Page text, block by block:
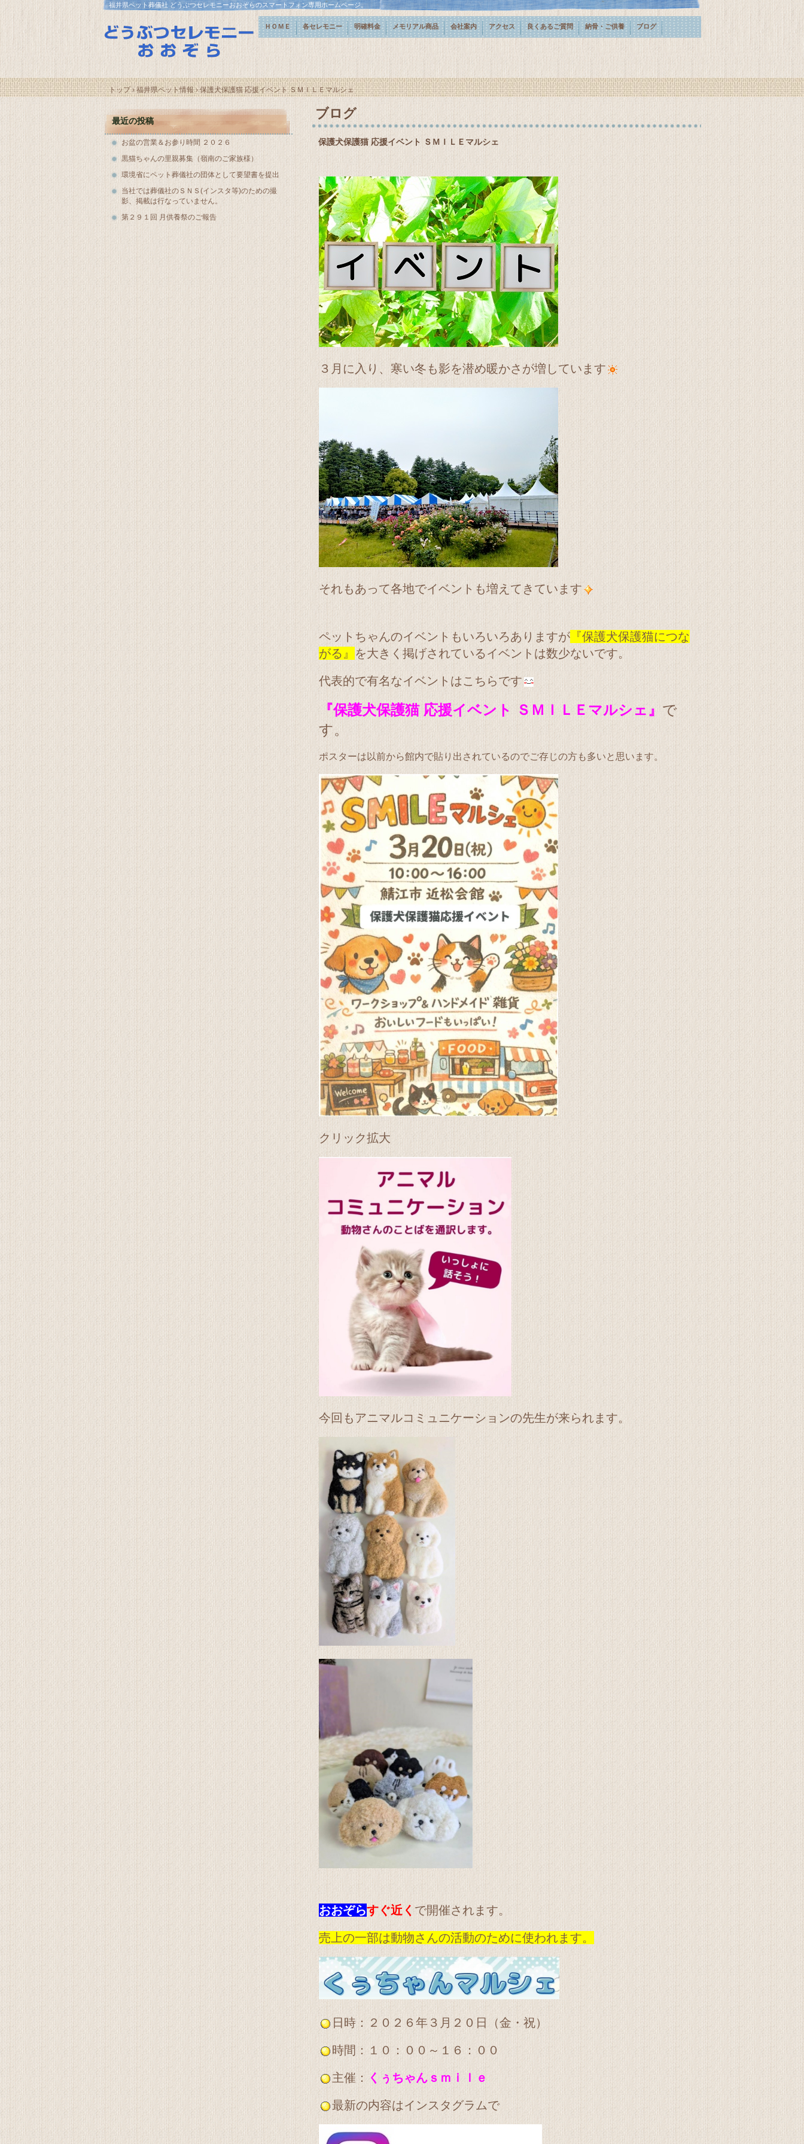
福井県ペット葬儀社 どうぶつセレモニーおおぞらのスマートフォン専用ホームページ。
ＨＯＭＥ 各セレモニー 明確料金 メモリアル商品 会社案内 アクセス 良くあるご質問 納骨・ご供養 ブログ
トップ›福井県ペット情報›保護犬保護猫 応援イベント ＳＭＩＬＥマルシェ
ブログ
保護犬保護猫 応援イベント ＳＭＩＬＥマルシェ
３月に入り、寒い冬も影を潜め暖かさが増しています
それもあって各地でイベントも増えてきています
ペットちゃんのイベントもいろいろありますが 『保護犬保護猫につな
がる』 を大きく掲げされているイベントは数少ないです。
代表的で有名なイベントはこちらです
『保護犬保護猫 応援イベント ＳＭＩＬＥマルシェ』 で
す。
ポスターは以前から館内で貼り出されているのでご存じの方も多いと思います。
クリック拡大
今回もアニマルコミュニケーションの先生が来られます。
おおぞらすぐ近くで開催されます。
売上の一部は動物さんの活動のために使われます。
日時：２０２６年３月２０日（金・祝）
時間：１０：００～１６：００
主催： くぅちゃんｓｍｉｌｅ
最新の内容はインスタグラムで
最近の投稿
お盆の営業＆お参り時間 ２０２６
黒猫ちゃんの里親募集（嶺南のご家族様）
環境省にペット葬儀社の団体として要望書を提出
当社では葬儀社のＳＮＳ(インスタ等)のための撮
影、掲載は行なっていません。
第２９１回 月供養祭のご報告